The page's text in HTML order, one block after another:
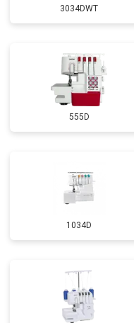
3034DWT
555D
1034D